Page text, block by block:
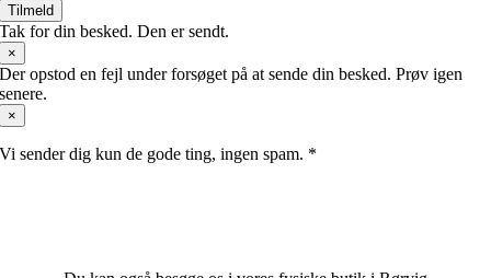
Tilmeld
Tak for din besked. Den er sendt.
×
Der opstod en fejl under forsøget på at sende din besked. Prøv igen
senere.
×
Vi sender dig kun de gode ting, ingen spam. *